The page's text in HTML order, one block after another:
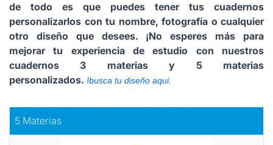
de todo es que puedes tener tus cuadernos
personalizarlos con tu nombre, fotografía o cualquier
otro diseño que desees. ¡No esperes más para
mejorar tu experiencia de estudio con nuestros
cuadernos 3 materias y 5 materias
personalizados. !busca tu diseño aqui.
5 Materias
Comprar